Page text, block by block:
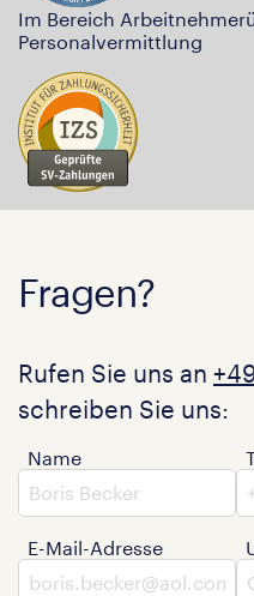
Im Bereich
Personalvermittlung
Fragen?
Rufen Sie uns an
schreiben Sie uns:
Name
E-Mail-Adresse